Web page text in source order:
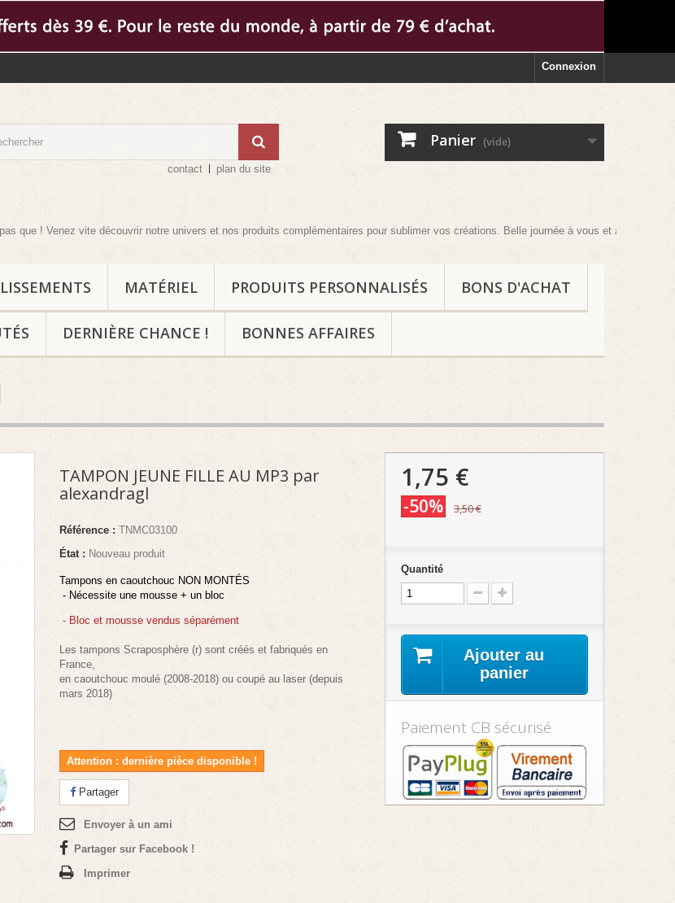
Connexion
Panier (vide)
contact plan du site
vite découvrir notre univers et nos produits complémentaires pour sublimer vos créations. Belle journée à vous et au plaisir !
MATÉRIEL PRODUITS PERSONNALISÉS BONS D'ACHAT
DERNIÈRE CHANCE ! BONNES AFFAIRES
TAMPON JEUNE FILLE AU MP3 par
alexandragl
Référence : TNMC03100
État : Nouveau produit
Tampons en caoutchouc NON MONTÉS
- Nécessite une mousse + un bloc
- Bloc et mousse vendus séparément
Les tampons Scraposphère (r) sont créés et fabriqués en
France,
en caoutchouc moulé (2008-2018) ou coupé au laser (depuis
mars 2018)
Attention : dernière pièce disponible !
Partager
Envoyer à un ami
Partager sur Facebook !
Imprimer
1,75 €
-50% 3,50 €
Quantité
Ajouter au
panier
Paiement CB sécurisé